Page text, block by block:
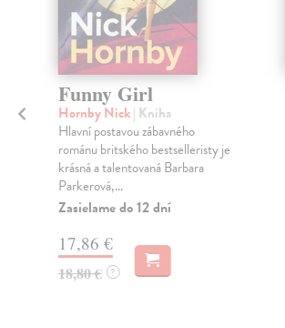
Funny Girl
Hornby Nick| Kniha
Hlavní postavou zábavného
románu britského bestselleristy je
krásná a talentovaná Barbara
Parkerová,...
Zasielame do 12 dní
17,86 €
18,80 € ?